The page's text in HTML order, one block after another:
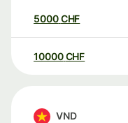
5000CHF
10000 CHF
VND